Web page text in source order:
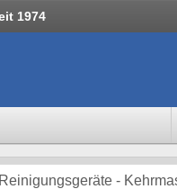
1974
Reinigungsgeräte -